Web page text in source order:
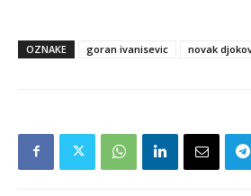
OZNAKE goran ivanisevic novak